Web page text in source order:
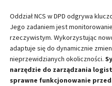
Oddział NCS w DPD odgrywa
Jego zadaniem jest
rzeczywistym. Wykorzystując
adaptuje się do dynamicznie
nieprzewidzianych okoliczności.
narzędzie do zarządzania
sprawne funkcjonowanie